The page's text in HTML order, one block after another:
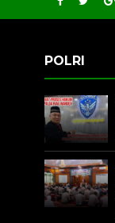
POLRI